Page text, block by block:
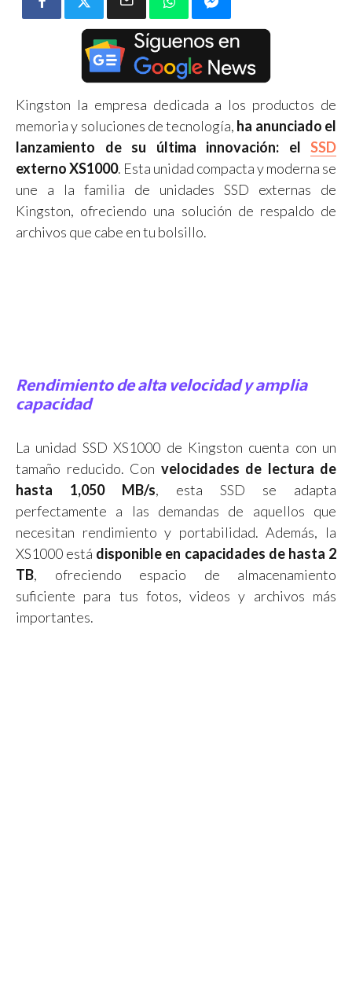
Kingston la empresa dedicada a los productos de
memoria y soluciones de tecnología, ha anunciado el
lanzamiento de su última innovación: el SSD
externo XS1000. Esta unidad compacta y moderna se
une a la familia de unidades SSD externas de
Kingston, ofreciendo una solución de respaldo de
archivos que cabe en tu bolsillo.
Rendimiento de alta velocidad y amplia
capacidad
La unidad SSD XS1000 de Kingston cuenta con un
tamaño reducido. Con velocidades de lectura de
hasta 1,050 MB/s, esta SSD se adapta
perfectamente a las demandas de aquellos que
necesitan rendimiento y portabilidad. Además, la
XS1000 está disponible en capacidades de hasta 2
TB, ofreciendo espacio de almacenamiento
suficiente para tus fotos, videos y archivos más
importantes.